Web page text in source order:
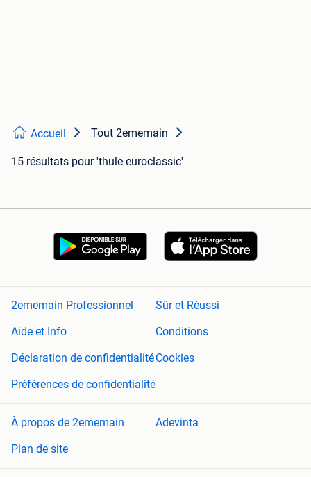
Accueil Tout 2ememain
15 résultats pour 'thule euroclassic'
2ememain Professionnel
Sûr et Réussi
Aide et Info
Conditions
Déclaration de confidentialitéCookies
Préférences de confidentialité
À propos de 2ememain
Adevinta
Plan de site